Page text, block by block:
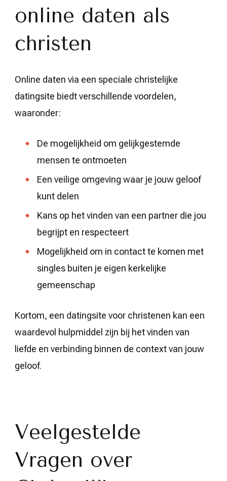
online daten als
christen
Online daten via een speciale christelijke
datingsite biedt verschillende voordelen,
waaronder:
De mogelijkheid om gelijkgestemde
mensen te ontmoeten
Een veilige omgeving waar je jouw geloof
kunt delen
Kans op het vinden van een partner die jou
begrijpt en respecteert
Mogelijkheid om in contact te komen met
singles buiten je eigen kerkelijke
gemeenschap
Kortom, een datingsite voor christenen kan een
waardevol hulpmiddel zijn bij het vinden van
liefde en verbinding binnen de context van jouw
geloof.
Veelgestelde
Vragen over